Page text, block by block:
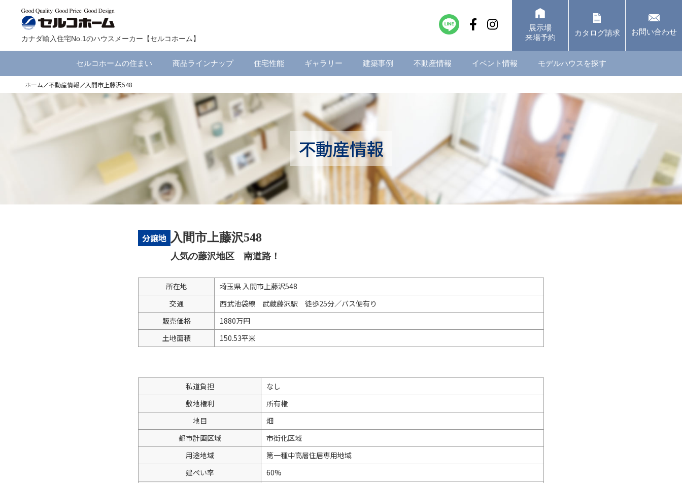
カナダ輸入住宅No.1のハウスメーカー【セルコホーム】
展示場
来場予約
カタログ請求 お問い合わせ
セルコホームの住まい 商品ラインナップ 住宅性能 ギャラリー 建築事例 不動産情報 イベント情報 モデルハウスを探す
ホーム 不動産情報 入間市上藤沢548
不動産情報
分譲地 入間市上藤沢548
人気の藤沢地区 南道路！
所在地
埼玉県 入間市上藤沢548
交通
西武池袋線 武蔵藤沢駅 徒歩25分／バス便有り
販売価格
1880万円
土地面積
150.53平米
私道負担
なし
敷地権利
所有権
地目
畑
都市計画区域
市街化区域
用途地域
第一種中高層住居専用地域
建ぺい率
60%